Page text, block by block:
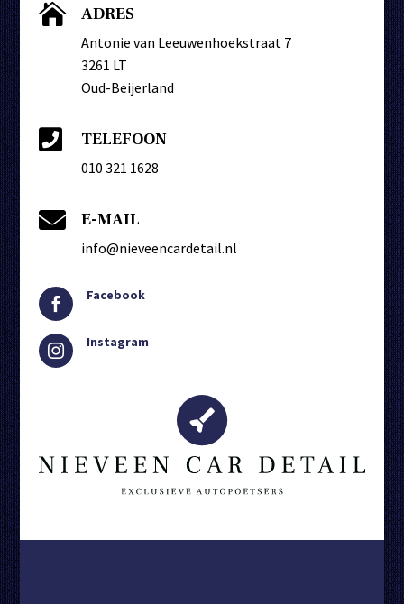
 ADRES
Antonie van Leeuwenhoekstraat 7
3261 LT
Oud-Beijerland
 TELEFOON
010 321 1628
 E-MAIL
info@nieveencardetail.nl

Facebook

Instagram